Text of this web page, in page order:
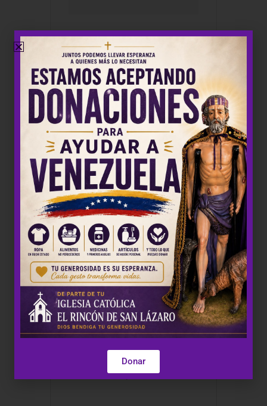
+ Añadir Google Calendar
+ exportación iCal / Outlook
COMPARTIR ESTE EVENTO
Donar